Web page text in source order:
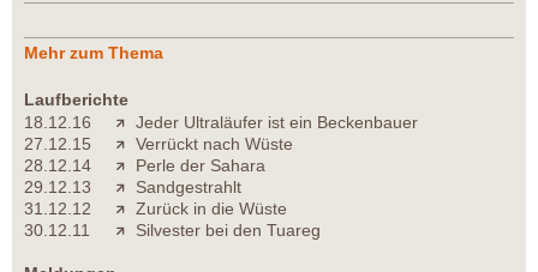
Mehr zum Thema
Laufberichte
18.12.16
Jeder Ultraläufer ist ein Beckenbauer
27.12.15
Verrückt nach Wüste
28.12.14
Perle der Sahara
29.12.13
Sandgestrahlt
31.12.12
Zurück in die Wüste
30.12.11
Silvester bei den Tuareg